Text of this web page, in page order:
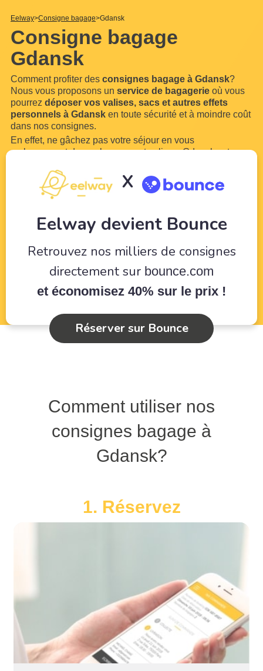
Eelway Consigne bagage Gdansk
Consigne bagage
Gdansk
Comment profiter des consignes bagage à Gdansk?
Nous vous proposons un service de bagagerie où vous
pourrez déposer vos valises, sacs et autres effets
personnels à Gdansk en toute sécurité et à moindre coût
dans nos consignes.
En effet, ne gâchez pas votre séjour en vous
embarrassant de vos bagages et valises. Gdansk est une
confiez vos bagages à des professionnels du tourisme.
Libérez-vous de vos bagages pour pouvoir profiter de
Lire plus
X
Eelway devient Bounce
Retrouvez nos milliers de consignes
directement sur bounce.com
et économisez 40% sur le prix !
Réserver sur Bounce
Comment utiliser nos
consignes bagage à
Gdansk?
1. Réservez